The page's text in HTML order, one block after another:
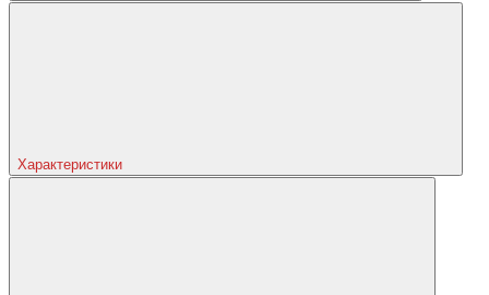
Характеристики